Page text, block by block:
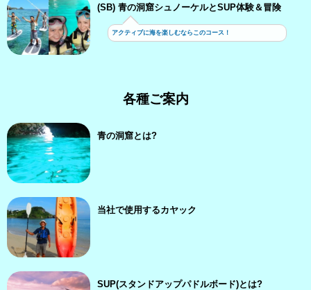
(SB) 青の洞窟シュノーケルとSUP体験＆冒険
アクティブに海を楽しむならこのコース！
各種ご案内
青の洞窟とは?
当社で使用するカヤック
SUP(スタンドアップパドルボード)とは?